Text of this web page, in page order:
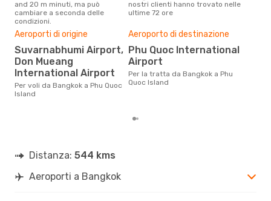
and 20 m minuti, ma può
cambiare a seconda delle
condizioni.
nostri clienti hanno trovato nelle
ultime 72 ore
Aeroporti di origine
Suvarnabhumi Airport,
Don Mueang
International Airport
Per voli da Bangkok a Phu Quoc
Island
Aeroporto di destinazione
Phu Quoc International
Airport
Per la tratta da Bangkok a Phu
Quoc Island
Distanza: 544 kms
Aeroporti a Bangkok